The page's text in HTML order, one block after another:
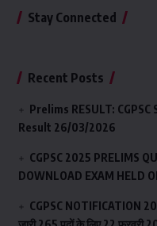
Stay Connected
Recent Posts
Prelims RESULT:
Result 26/03/2026
CGPSC 2025 PRELIMS
DOWNLOAD EXAM HELD
CGPSC NOTIFICATION